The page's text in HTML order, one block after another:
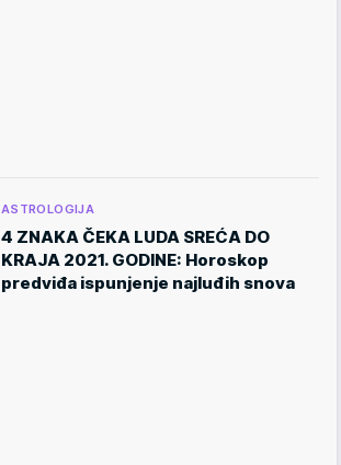
ASTROLOGIJA
4 ZNAKA ČEKA LUDA SREĆA DO
KRAJA 2021. GODINE: Horoskop
predviđa ispunjenje najluđih snova